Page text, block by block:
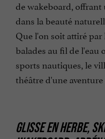
de wakeboard,
dans la beauté
Que l'on soit attiré
balades au fil de l'eau
sports nautiques, le
théâtre d'une
GLISSE EN HERBE,